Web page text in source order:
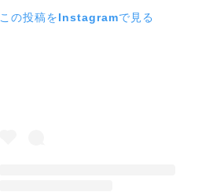
この投稿をInstagramで見る